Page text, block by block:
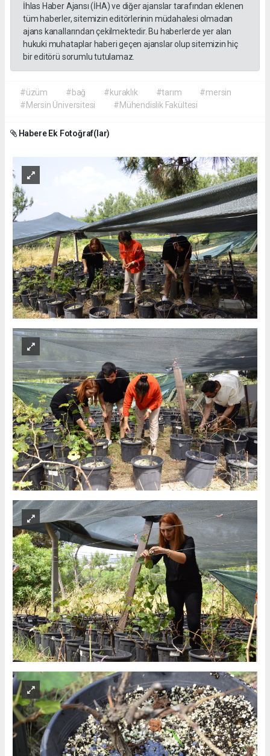
İhlas Haber Ajansı (İHA) ve diğer ajanslar tarafından eklenen
tüm haberler, sitemizin editörlerinin müdahalesi olmadan
ajans kanallarından çekilmektedir. Bu haberlerde yer alan
hukuki muhataplar haberi geçen ajanslar olup sitemizin hiç
bir editörü sorumlu tutulamaz.
#üzüm #bağ #kuraklık #tarım
#mersin
#Mersin Üniversitesi
#Mühendislik Fakültesi
Habere Ek Fotoğraf(lar)